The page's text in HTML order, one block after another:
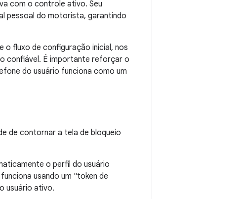
com o controle ativo. Seu
pessoal do motorista, garantindo
o fluxo de configuração inicial, nos
confiável. É importante reforçar o
do usuário funciona como um
de contornar a tela de bloqueio
o perfil do usuário
usando um "token de
usuário ativo.